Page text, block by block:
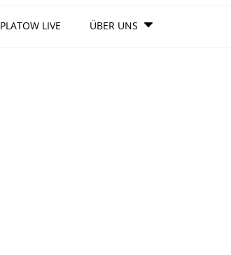
PLATOW LIVE ÜBER UNS